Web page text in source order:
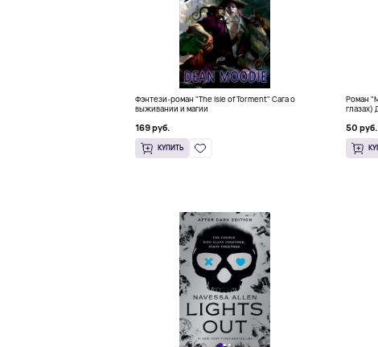
Фэнтези-роман "The Isle of Torment" Сага о
выживании и магии
169 руб.
КУПИТЬ
Роман
глазах)
50 руб.